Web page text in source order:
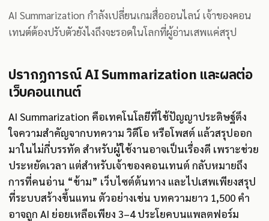
AI Summarization กำลังเปลี่ยนเกมสื่อออนไลน์ เจ้าของคอน
เทนต์ต้องปรับตัวยังไงถึงจะรอดในโลกที่ผู้อ่านเสพแค่สรุป
ปรากฏการณ์ AI Summarization และผลต่อ
เว็บคอนเทนต์
AI Summarization คือเทคโนโลยีที่ใช้ปัญญาประดิษฐ์ดึง
ใจความสำคัญจากบทความ วิดีโอ หรือโพสต์ แล้วสรุปออก
มาในไม่กี่บรรทัด สำหรับผู้ใช้งานอาจเป็นเรื่องดี เพราะช่วย
ประหยัดเวลา แต่สำหรับเจ้าของคอนเทนต์ กลับหมายถึง
การที่คนอ่าน “ข้าม” เว็บไซต์ต้นทาง และไปเสพเพียงสรุป
ที่ระบบสร้างขึ้นแทน ตัวอย่างเช่น บทความยาว 1,500 คำ
อาจถูก AI ย่อยเหลือเพียง 3–4 ประโยคบนแพลตฟอร์ม